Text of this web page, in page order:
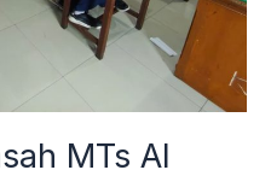
MTs Al